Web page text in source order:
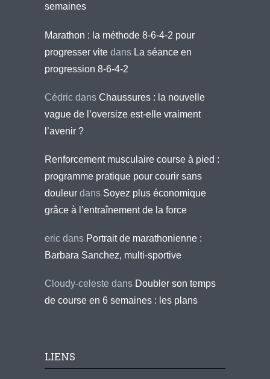
semaines
Marathon : la méthode 8-6-4-2 pour
progresser vite dans La séance en
progression 8-6-4-2
Cédric dans Chaussures : la nouvelle
vague de l’oversize est-elle vraiment
l’avenir ?
Renforcement musculaire course à pied :
programme pratique pour courir sans
douleur dans Soyez plus économique
grâce à l’entraînement de la force
eric dans Portrait de marathonienne :
Barbara Sanchez, multi-sportive
Cloudy-celeste dans Doubler son temps
de course en 6 semaines : les plans
LIENS